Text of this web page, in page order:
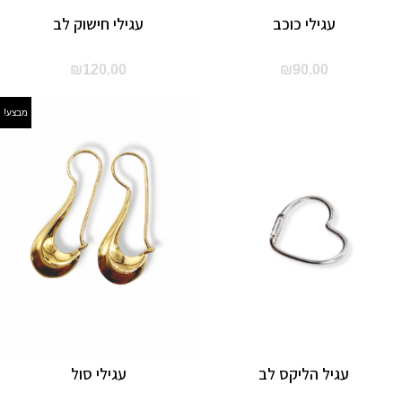
עגילי חישוק לב
₪120.00
עגילי כוכב
₪90.00
מבצע!
עגילי סול עגיל הליקס לב